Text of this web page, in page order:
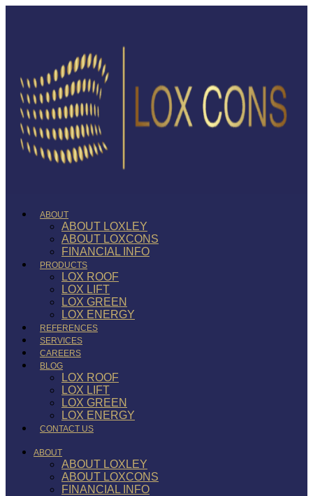
ABOUT
ABOUT LOXLEY
ABOUT LOXCONS
FINANCIAL INFO
PRODUCTS
LOX ROOF
LOX LIFT
LOX GREEN
LOX ENERGY
REFERENCES
SERVICES
CAREERS
BLOG
LOX ROOF
LOX LIFT
LOX GREEN
LOX ENERGY
CONTACT US
ABOUT
ABOUT LOXLEY
ABOUT LOXCONS
FINANCIAL INFO